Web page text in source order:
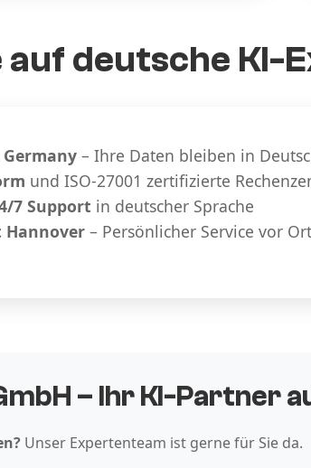
deutsche KI-
Germany – Ihre Daten bleiben in
und ISO-27001 zertifizierte
7 Support in deutscher Sprache
– Persönlicher Service vor Ort
– Ihr KI-Partner
Unser Expertenteam ist gerne für Sie da.